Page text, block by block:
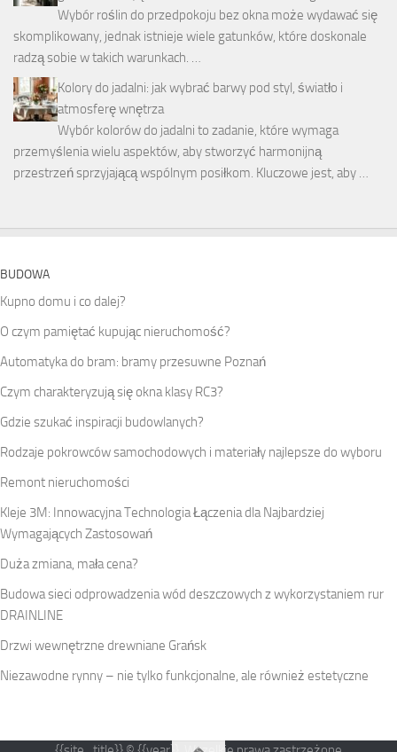
Wybór roślin do przedpokoju bez okna może wydawać się
skomplikowany, jednak istnieje wiele gatunków, które doskonale
radzą sobie w takich warunkach. …
Kolory do jadalni: jak wybrać barwy pod styl, światło i
atmosferę wnętrza
Wybór kolorów do jadalni to zadanie, które wymaga
przemyślenia wielu aspektów, aby stworzyć harmonijną
przestrzeń sprzyjającą wspólnym posiłkom. Kluczowe jest, aby …
BUDOWA
Kupno domu i co dalej?
O czym pamiętać kupując nieruchomość?
Automatyka do bram: bramy przesuwne Poznań
Czym charakteryzują się okna klasy RC3?
Gdzie szukać inspiracji budowlanych?
Rodzaje pokrowców samochodowych i materiały najlepsze do wyboru
Remont nieruchomości
Kleje 3M: Innowacyjna Technologia Łączenia dla Najbardziej
Wymagających Zastosowań
Duża zmiana, mała cena?
Budowa sieci odprowadzenia wód deszczowych z wykorzystaniem rur
DRAINLINE
Drzwi wewnętrzne drewniane Grańsk
Niezawodne rynny – nie tylko funkcjonalne, ale również estetyczne